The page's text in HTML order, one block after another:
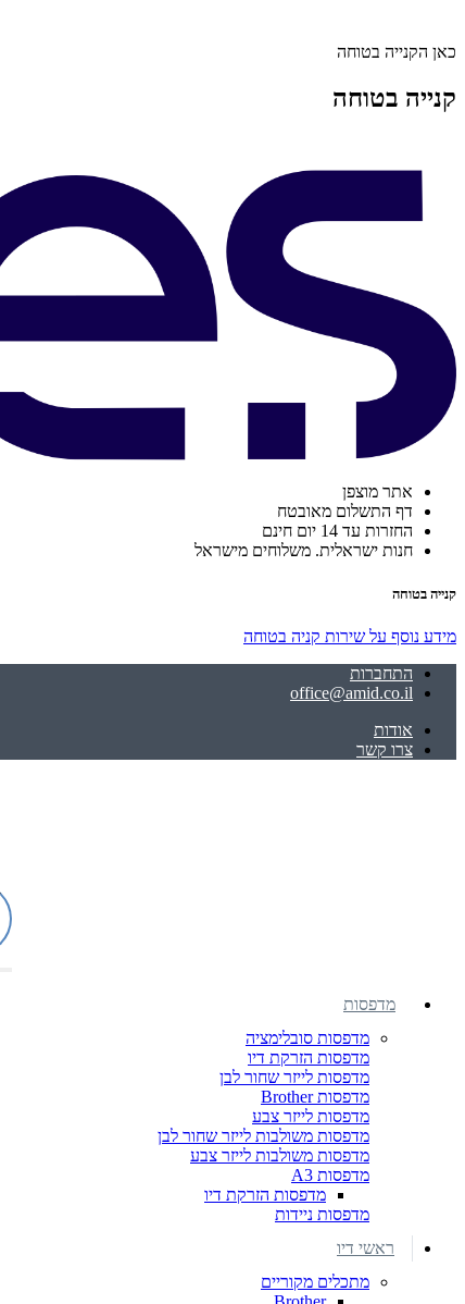
כאן הקנייה בטוחה
קנייה בטוחה
אתר מוצפן
דף התשלום מאובטח
החזרות עד 14 יום חינם
חנות ישראלית. משלוחים מישראל
קנייה בטוחה
מידע נוסף על שירות קניה בטוחה
התחברות
office@amid.co.il
אודות
צרו קשר
מדפסות
מדפסות סובלימציה
מדפסות הזרקת דיו
מדפסות לייזר שחור לבן
מדפסות Brother
מדפסות לייזר צבע
מדפסות משולבות לייזר שחור לבן
מדפסות משולבות לייזר צבע
מדפסות A3
מדפסות הזרקת דיו
מדפסות ניידות
ראשי דיו
מתכלים מקוריים